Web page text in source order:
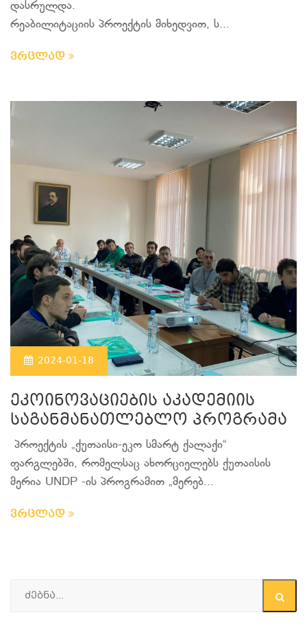
დასრულდა.
რეაბილიტაციის პროექტის მიხედვით, ს...
ვრცლად
2024-01-18
ეკოინოვაციების აკადემიის
საგანმანათლებლო პროგრამა
პროექტის „ქუთაისი-ეკო სმარტ ქალაქი“
ფარგლებში, რომელსაც ახორციელებს ქუთაისის
მერია UNDP -ის პროგრამით „მერებ...
ვრცლად